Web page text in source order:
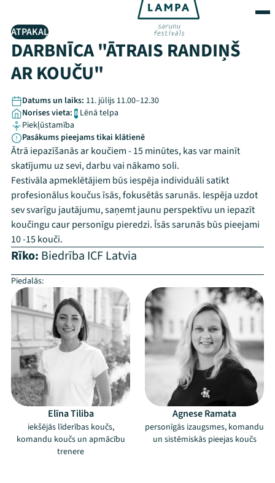
ATPAKAĻ
DARBNĪCA "ĀTRAIS RANDIŅŠ
AR KOUČU"
Datums un laiks: 11. jūlijs 11.00–12.30
Norises vieta: 8 Lēnā telpa
Piekļūstamība
Pasākums pieejams tikai klātienē
Ātrā iepazīšanās ar koučiem - 15 minūtes, kas var mainīt
skatījumu uz sevi, darbu vai nākamo soli.
Festivāla apmeklētājiem būs iespēja individuāli satikt
profesionālus koučus īsās, fokusētās sarunās. Iespēja uzdot
sev svarīgu jautājumu, saņemt jaunu perspektīvu un iepazīt
koučingu caur personīgu pieredzi. Īsās sarunās būs pieejami
10 -15 kouči.
Rīko: Biedrība ICF Latvia
Piedalās:
Elīna Tiliba
iekšējās līderības koučs,
komandu koučs un apmācību
trenere
Agnese Ramata
personīgās izaugsmes, komandu
un sistēmiskās pieejas koučs